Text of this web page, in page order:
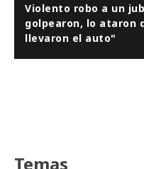
Violento robo a un
golpearon, lo ataron
llevaron el auto"
Temas